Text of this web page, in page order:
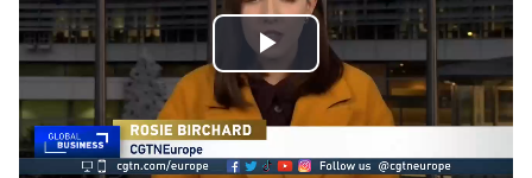
Play
Video